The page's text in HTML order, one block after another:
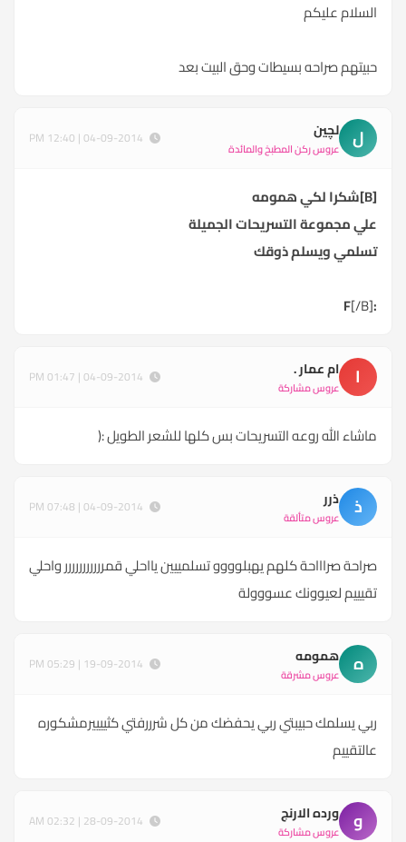
السلام عليكم
حبيتهم صراحه بسيطات وحق البيت بعد
ل لچين
عروس ركن المطبخ والمائدة
[B]شكرا لكي همومه
علي مجموعة التسريحات الجميلة
تسلمي ويسلم ذوقك
:F
[/B]
ا ام عمار .
عروس مشاركة
ماشاء الله روعه التسريحات بس كلها للشعر الطويل :(
ذ ذرر
عروس متألقة
صراحة صراااحة كلهم يهبلوووو تسلمييين يااحلي قمررررررررررر واحلي
تقيييم لعيوونك عسووولة
ه همومه
عروس مشرقة
ربي يسلمك حبيبتي ربي يحفضك من كل شرررفتي كثييييرمشكوره
عالتقييم
و ورده الارنج
عروس مشاركة